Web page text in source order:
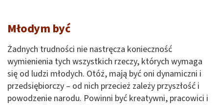
Młodym być
Żadnych trudności nie nastręcza konieczność
wymienienia tych wszystkich rzeczy, których wymaga
się od ludzi młodych. Otóż, mają być oni dynamiczni i
przedsiębiorczy – od nich przecież zależy przyszłość i
powodzenie narodu. Powinni być kreatywni, pracowici i